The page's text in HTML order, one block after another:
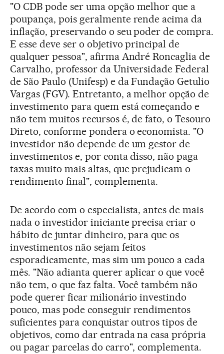
"O CDB pode ser uma opção melhor que a
poupança, pois geralmente rende acima da
inflação, preservando o seu poder de compra.
E esse deve ser o objetivo principal de
qualquer pessoa", afirma André Roncaglia de
Carvalho, professor da Universidade Federal
de São Paulo (Unifesp) e da Fundação Getulio
Vargas (FGV). Entretanto, a melhor opção de
investimento para quem está começando e
não tem muitos recursos é, de fato, o Tesouro
Direto, conforme pondera o economista. "O
investidor não depende de um gestor de
investimentos e, por conta disso, não paga
taxas muito mais altas, que prejudicam o
rendimento final", complementa.
De acordo com o especialista, antes de mais
nada o investidor iniciante precisa criar o
hábito de juntar dinheiro, para que os
investimentos não sejam feitos
esporadicamente, mas sim um pouco a cada
mês. "Não adianta querer aplicar o que você
não tem, o que faz falta. Você também não
pode querer ficar milionário investindo
pouco, mas pode conseguir rendimentos
suficientes para conquistar outros tipos de
objetivos, como dar entrada na casa própria
ou pagar parcelas do carro", complementa.